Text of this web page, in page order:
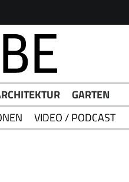
GARTEN
VIDEO / PODCAST